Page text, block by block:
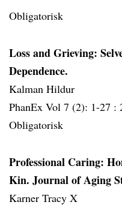
Obligatorisk
Loss and Grieving:
Dependence.
Kalman Hildur
PhanEx Vol 7 (2): 1-27 :
Obligatorisk
Professional Caring:
Kin. Journal of Aging
Karner Tracy X